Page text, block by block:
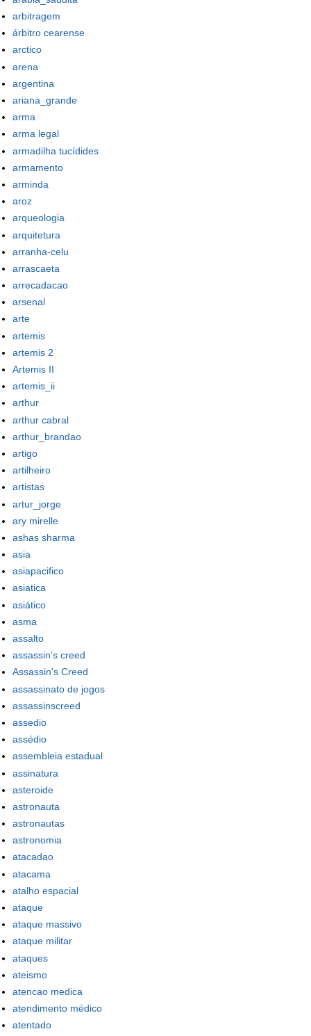
arbitragem
árbitro cearense
arctico
arena
argentina
ariana_grande
arma
arma legal
armadilha tucídides
armamento
arminda
aroz
arqueologia
arquitetura
arranha-celu
arrascaeta
arrecadacao
arsenal
arte
artemis
artemis 2
Artemis II
artemis_ii
arthur
arthur cabral
arthur_brandao
artigo
artilheiro
artistas
artur_jorge
ary mirelle
ashas sharma
asia
asiapacifico
asiatica
asiático
asma
assalto
assassin's creed
Assassin's Creed
assassinato de jogos
assassinscreed
assedio
assédio
assembleia estadual
assinatura
asteroide
astronauta
astronautas
astronomia
atacadao
atacama
atalho espacial
ataque
ataque massivo
ataque militar
ataques
ateismo
atencao medica
atendimento médico
atentado